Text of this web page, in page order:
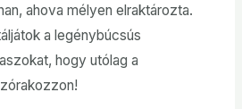
ahova mélyen elraktározta.
a legénybúcsús
hogy utólag a